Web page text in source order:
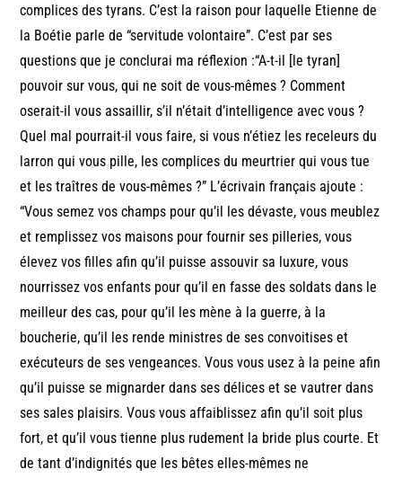
complices des tyrans. C’est la raison pour laquelle Etienne de
la Boétie parle de “servitude volontaire”. C’est par ses
questions que je conclurai ma réflexion :“A-t-il [le tyran]
pouvoir sur vous, qui ne soit de vous-mêmes ? Comment
oserait-il vous assaillir, s’il n’était d’intelligence avec vous ?
Quel mal pourrait-il vous faire, si vous n’étiez les receleurs du
larron qui vous pille, les complices du meurtrier qui vous tue
et les traîtres de vous-mêmes ?” L’écrivain français ajoute :
“Vous semez vos champs pour qu’il les dévaste, vous meublez
et remplissez vos maisons pour fournir ses pilleries, vous
élevez vos filles afin qu’il puisse assouvir sa luxure, vous
nourrissez vos enfants pour qu’il en fasse des soldats dans le
meilleur des cas, pour qu’il les mène à la guerre, à la
boucherie, qu’il les rende ministres de ses convoitises et
exécuteurs de ses vengeances. Vous vous usez à la peine afin
qu’il puisse se mignarder dans ses délices et se vautrer dans
ses sales plaisirs. Vous vous affaiblissez afin qu’il soit plus
fort, et qu’il vous tienne plus rudement la bride plus courte. Et
de tant d’indignités que les bêtes elles-mêmes ne